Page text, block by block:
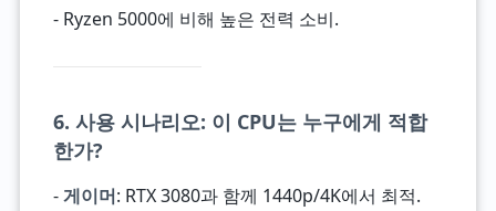
- Ryzen 5000에 비해 높은 전력 소비.
6. 사용 시나리오: 이 CPU는 누구에게 적합
한가?
-게이머: RTX 3080과 함께 1440p/4K에서 최적.